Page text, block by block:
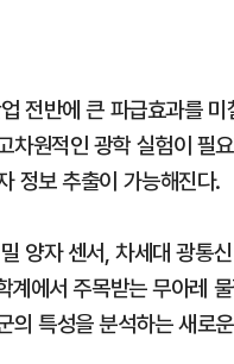
전반에 큰 파급효과를
차원적인 광학 실험이 필
정보 추출이 가능해진다.
양자 센서, 차세대 광통
계에서 주목받는 무아레
의 특성을 분석하는 새로